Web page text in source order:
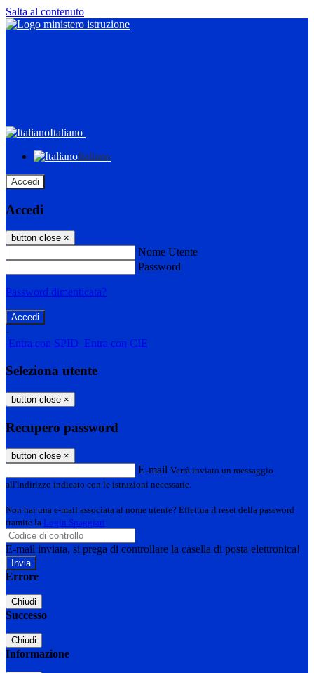
Salta al contenuto
Italiano
Italiano
Accedi
Accedi
button close ×
Nome Utente
Password
Password dimenticata?
-
Entra con SPID Entra con CIE
Seleziona utente
button close ×
Recupero password
button close ×
E-mail Verrà inviato un messaggio
all'indirizzo indicato con le istruzioni necessarie.
Non hai una e-mail associata al nome utente? Effettua il reset della password
tramite la Login Spaggiari
E-mail inviata, si prega di controllare la casella di posta elettronica!
Errore
Chiudi
Successo
Chiudi
Informazione